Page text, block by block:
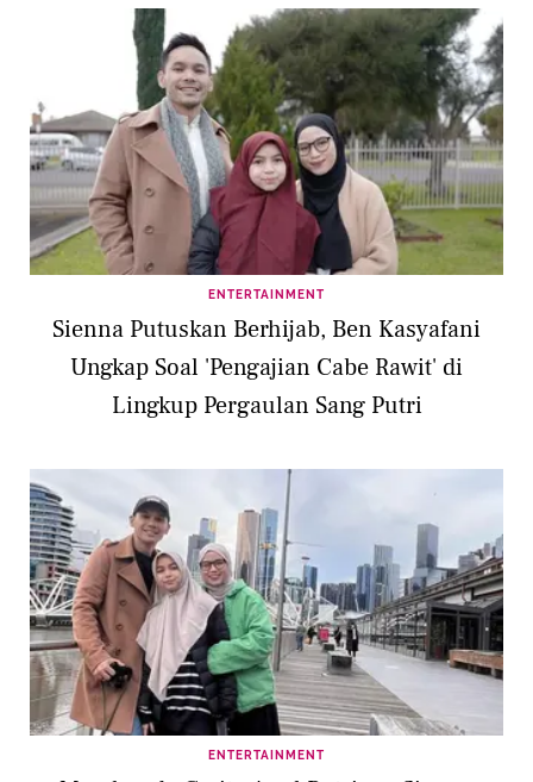
ENTERTAINMENT
Sienna Putuskan Berhijab, Ben Kasyafani
Ungkap Soal 'Pengajian Cabe Rawit' di
Lingkup Pergaulan Sang Putri
ENTERTAINMENT